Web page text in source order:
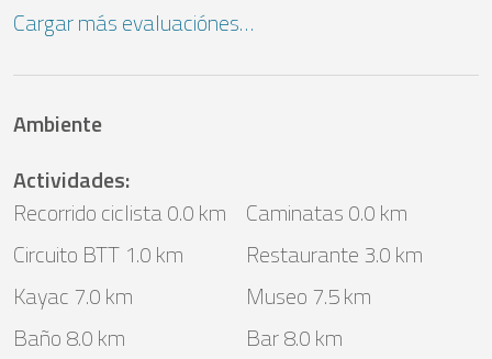
Cargar más evaluaciónes…
Ambiente
Actividades:
Recorrido ciclista 0.0 km
Caminatas 0.0 km
Circuito BTT 1.0 km
Restaurante 3.0 km
Kayac 7.0 km
Museo 7.5 km
Baño 8.0 km
Bar 8.0 km